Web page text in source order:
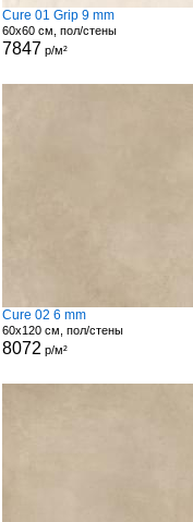
Cure 01 Grip 9 mm
60x60 см, пол/стены
7847 р/м²
Cure 02 6 mm
60x120 см, пол/стены
8072 р/м²